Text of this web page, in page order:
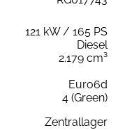
121 kW / 165 PS
Diesel
2.179 cm³
Euro6d
4 (Green)
Zentrallager